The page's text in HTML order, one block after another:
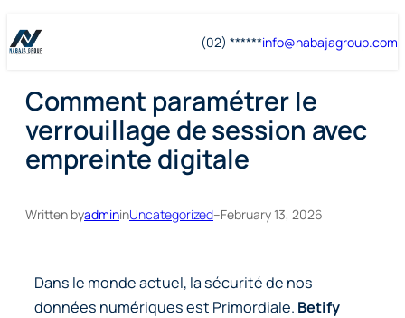
Skip
to
Skip
to
(02) ******info@nabajagroup.com
Comment paramétrer le
verrouillage de session avec
empreinte digitale
Written byadmininUncategorized–February 13, 2026
Dans le monde actuel, la sécurité de nos
données numériques est Primordiale. Betify